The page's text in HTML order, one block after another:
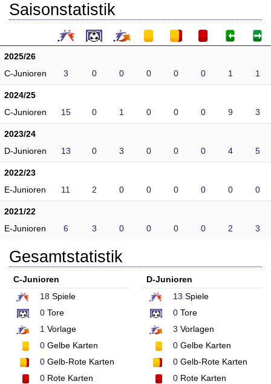
Saisonstatistik
2025/26
C-Junioren
3 0 0 0 0 0 1 1
2024/25
C-Junioren
15 0 1 0 0 0 9 3
2023/24
D-Junioren
13 0 3 0 0 0 4 5
2022/23
E-Junioren
11 2 0 0 0 0 0 0
2021/22
E-Junioren
6 3 0 0 0 0 2 3
Gesamtstatistik
C-Junioren
18 Spiele
0 Tore
1 Vorlage
0 Gelbe Karten
0 Gelb-Rote Karten
0 Rote Karten
D-Junioren
13 Spiele
0Tore
3 Vorlagen
0Gelbe Karten
0Gelb-Rote Karten
0Rote Karten